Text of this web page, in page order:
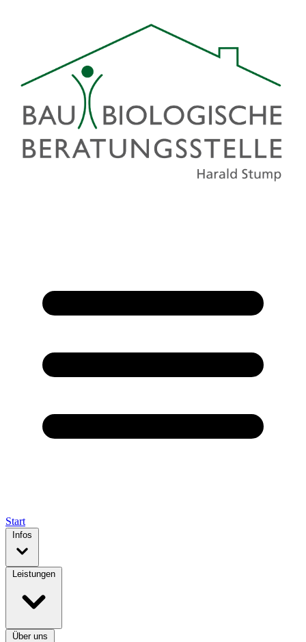
Start
Infos
Leistungen
Über uns